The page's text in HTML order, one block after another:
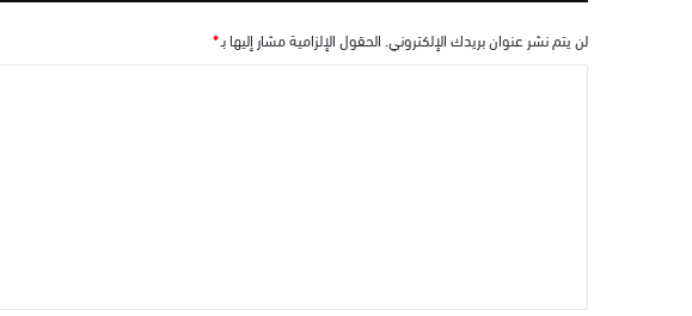
لن يتم نشر عنوان بريدك الإلكتروني. الحقول الإلزامية مشار إليها بـ*